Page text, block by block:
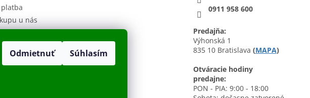
Odmietnuť Súhlasím
u nás
údajov
0911 958 600
Predajňa:
Výhonská 1
835 10 Bratislava (MAPA)
Otváracie hodiny
predajne:
PON - PIA: 9:00 - 18:00